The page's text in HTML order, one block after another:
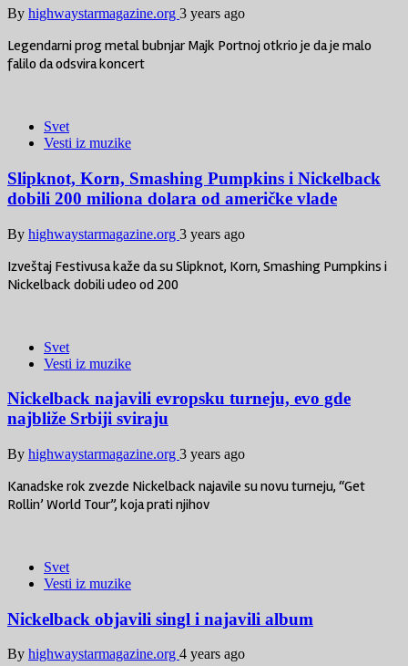
By highwaystarmagazine.org 3 years ago
Legendarni prog metal bubnjar Majk Portnoj otkrio je da je malo
falilo da odsvira koncert
Svet
Vesti iz muzike
Slipknot, Korn, Smashing Pumpkins i Nickelback
dobili 200 miliona dolara od američke vlade
By highwaystarmagazine.org 3 years ago
Izveštaj Festivusa kaže da su Slipknot, Korn, Smashing Pumpkins i
Nickelback dobili udeo od 200
Svet
Vesti iz muzike
Nickelback najavili evropsku turneju, evo gde
najbliže Srbiji sviraju
By highwaystarmagazine.org 3 years ago
Kanadske rok zvezde Nickelback najavile su novu turneju, “Get
Rollin’ World Tour”, koja prati njihov
Svet
Vesti iz muzike
Nickelback objavili singl i najavili album
By highwaystarmagazine.org 4 years ago